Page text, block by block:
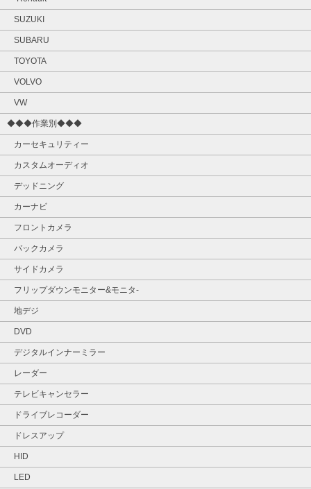
SUZUKI
SUBARU
TOYOTA
VOLVO
VW
◆◆◆作業別◆◆◆
カーセキュリティー
カスタムオーディオ
デッドニング
カーナビ
フロントカメラ
バックカメラ
サイドカメラ
フリップダウンモニター&モニタ‐
地デジ
DVD
デジタルインナーミラー
レーダー
テレビキャンセラー
ドライブレコーダー
ドレスアップ
HID
LED